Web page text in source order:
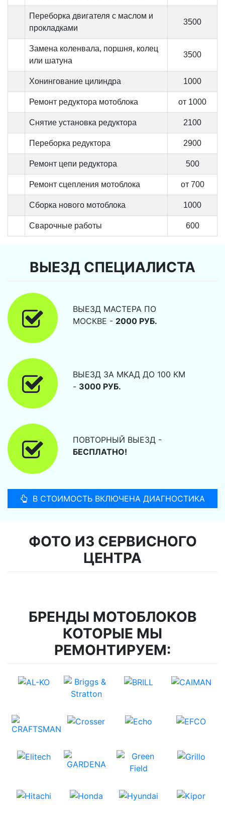
Переборка двигателя с маслом и
прокладками
3500
Замена коленвала, поршня, колец
или шатуна
3500
Хонингование цилиндра 1000
Ремонт редуктора мотоблока от 1000
Снятие установка редуктора 2100
Переборка редуктора 2900
Ремонт цепи редуктора 500
Ремонт сцепления мотоблока от 700
Сборка нового мотоблока 1000
Сварочные работы 600
ВЫЕЗД СПЕЦИАЛИСТА
ВЫЕЗД МАСТЕРА ПО
МОСКВЕ - 2000 РУБ.
ВЫЕЗД ЗА МКАД ДО 100 КМ
- 3000 РУБ.
ПОВТОРНЫЙ ВЫЕЗД -
БЕСПЛАТНО!
В СТОИМОСТЬ ВКЛЮЧЕНА ДИАГНОСТИКА
ФОТО ИЗ СЕРВИСНОГО
ЦЕНТРА
БРЕНДЫ МОТОБЛОКОВ
КОТОРЫЕ МЫ
РЕМОНТИРУЕМ: